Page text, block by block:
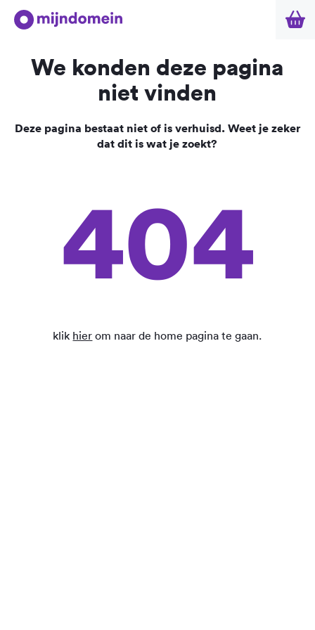
We konden deze pagina
niet vinden
Deze pagina bestaat niet of is verhuisd. Weet je zeker
dat dit is wat je zoekt?
404
klik hier om naar de home pagina te gaan.